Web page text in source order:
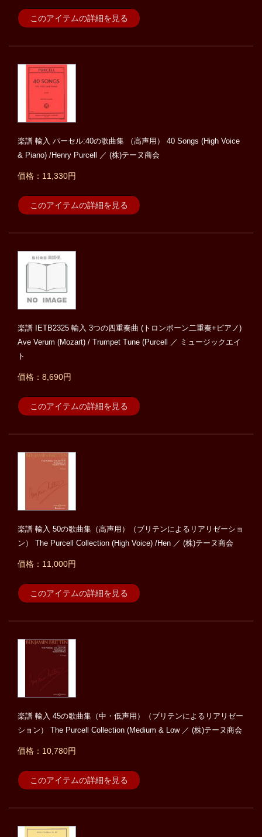
このアイテムの詳細を見る
楽譜 輸入 パーセル:40の歌曲集 （高声用） 40 Songs (High Voice
& Piano) /Henry Purcell ／ (株)テーヌ商会
価格：11,330円
このアイテムの詳細を見る
楽譜 IETB2325 輸入 3つの四重奏曲 (トロンボーン二重奏+ピアノ)
Ave Verum (Mozart) / Trumpet Tune (Purcell ／ ミュージックエイ
ト
価格：8,690円
このアイテムの詳細を見る
楽譜 輸入 50の歌曲集（高声用）（ブリテンによるリアリゼーショ
ン） The Purcell Collection (High Voice) /Hen ／ (株)テーヌ商会
価格：11,000円
このアイテムの詳細を見る
楽譜 輸入 45の歌曲集（中・低声用）（ブリテンによるリアリゼー
ション） The Purcell Collection (Medium & Low ／ (株)テーヌ商会
価格：10,780円
このアイテムの詳細を見る